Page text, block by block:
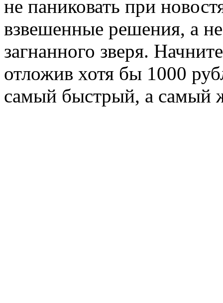
не паниковать при
взвешенные решения, а
загнанного зверя.
отложив хотя бы 1000
самый быстрый, а самый